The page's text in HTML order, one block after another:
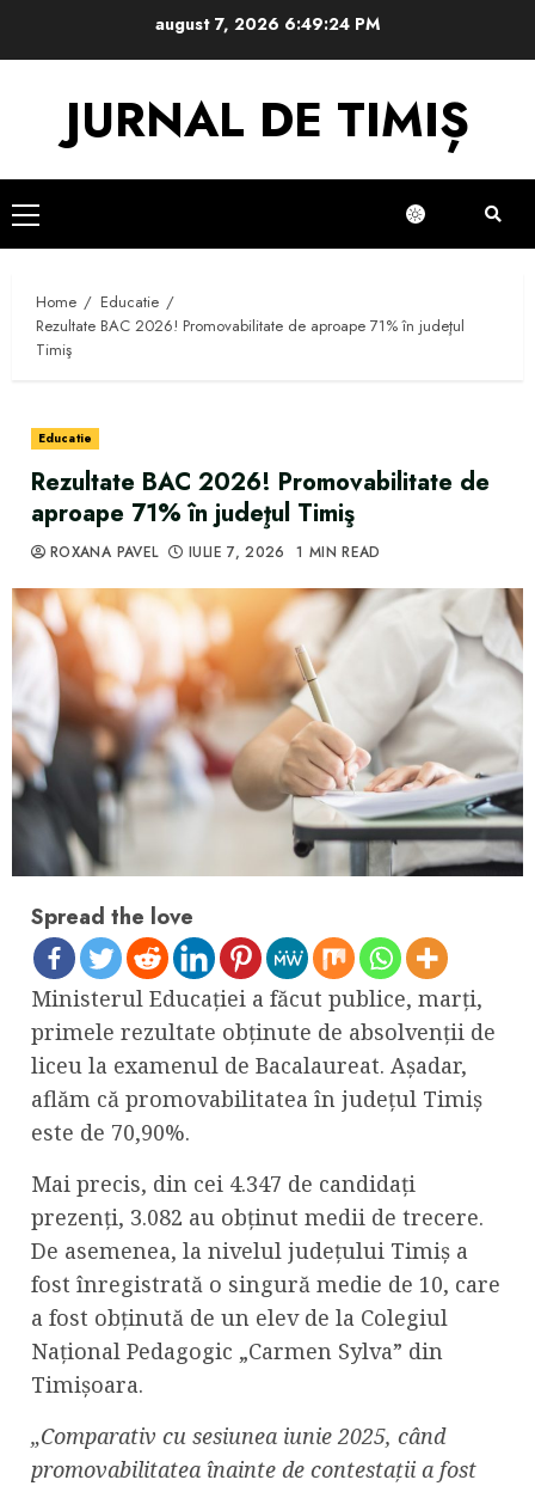
august 7, 2026 6:49:25 PM
JURNAL DE TIMIȘ
Primary
Menu
Home
Educatie
Rezultate BAC 2026! Promovabilitate de aproape 71% în judeţul
Timiş
Educatie
Rezultate BAC 2026! Promovabilitate de
aproape 71% în judeţul Timiş
ROXANA PAVEL IULIE 7, 2026 1 MIN READ
Spread the love
Ministerul Educaţiei a făcut publice, marţi,
primele rezultate obţinute de absolvenţii de
liceu la examenul de Bacalaureat. Aşadar,
aflăm că promovabilitatea în judeţul Timiş
este de 70,90%.
Mai precis, din cei 4.347 de candidaţi
prezenţi, 3.082 au obţinut medii de trecere.
De asemenea, la nivelul judeţului Timiş a
fost înregistrată o singură medie de 10, care
a fost obţinută de un elev de la Colegiul
Naţional Pedagogic „Carmen Sylva” din
Timişoara.
„Comparativ cu sesiunea iunie 2025, când
promovabilitatea înainte de contestații a fost